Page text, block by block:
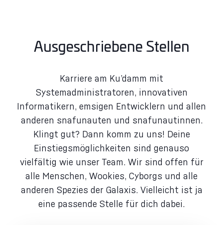
Ausgeschriebene Stellen
Karriere am Ku’damm mit
Systemadministratoren, innovativen
Informatikern, emsigen Entwicklern und allen
anderen snafunauten und snafunautinnen.
Klingt gut? Dann komm zu uns! Deine
Einstiegsmöglichkeiten sind genauso
vielfältig wie unser Team. Wir sind offen für
alle Menschen, Wookies, Cyborgs und alle
anderen Spezies der Galaxis. Vielleicht ist ja
eine passende Stelle für dich dabei.